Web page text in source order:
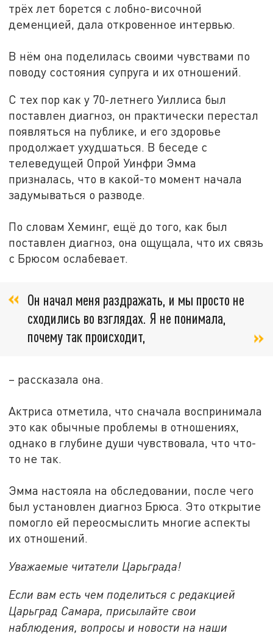
трёх лет борется с лобно-височной
деменцией, дала откровенное интервью.
В нём она поделилась своими чувствами по
поводу состояния супруга и их отношений.
С тех пор как у 70-летнего Уиллиса был
поставлен диагноз, он практически перестал
появляться на публике, и его здоровье
продолжает ухудшаться. В беседе с
телеведущей Опрой Уинфри Эмма
призналась, что в какой-то момент начала
задумываться о разводе.
По словам Хеминг, ещё до того, как был
поставлен диагноз, она ощущала, что их связь
с Брюсом ослабевает.
Он начал меня раздражать, и мы просто не
сходились во взглядах. Я не понимала,
почему так происходит,
– рассказала она.
Актриса отметила, что сначала воспринимала
это как обычные проблемы в отношениях,
однако в глубине души чувствовала, что что-
то не так.
Эмма настояла на обследовании, после чего
был установлен диагноз Брюса. Это открытие
помогло ей переосмыслить многие аспекты
их отношений.
Уважаемые читатели Царьграда!
Если вам есть чем поделиться с редакцией
Царьград Самара, присылайте свои
наблюдения, вопросы и новости на наши